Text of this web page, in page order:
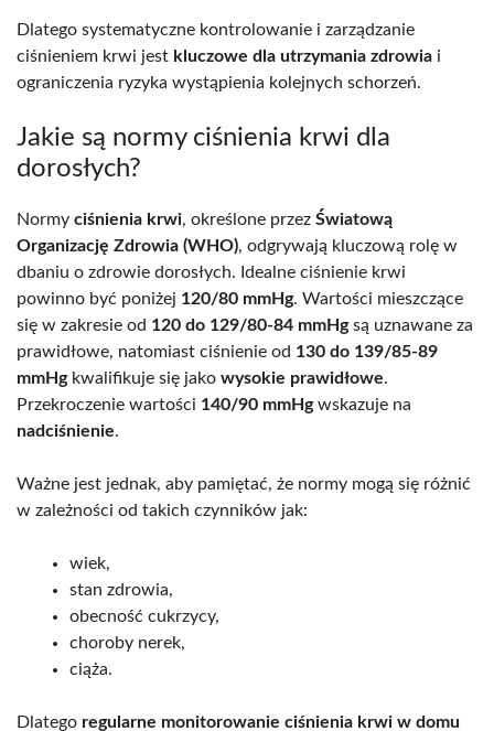
Dlatego systematyczne kontrolowanie i zarządzanie
ciśnieniem krwi jest kluczowe dla utrzymania zdrowia i
ograniczenia ryzyka wystąpienia kolejnych schorzeń.
Jakie są normy ciśnienia krwi dla
dorosłych?
Normy ciśnienia krwi, określone przez Światową
Organizację Zdrowia (WHO), odgrywają kluczową rolę w
dbaniu o zdrowie dorosłych. Idealne ciśnienie krwi
powinno być poniżej 120/80 mmHg. Wartości mieszczące
się w zakresie od 120 do 129/80-84 mmHgsą uznawane za
prawidłowe, natomiast ciśnienie od 130 do 139/85-89
mmHgkwalifikuje się jako wysokie prawidłowe.
Przekroczenie wartości 140/90 mmHgwskazuje na
nadciśnienie.
Ważne jest jednak, aby pamiętać, że normy mogą się różnić
w zależności od takich czynników jak:
wiek,
stan zdrowia,
obecność cukrzycy,
choroby nerek,
ciąża.
Dlatego regularne monitorowanie ciśnienia krwi w domu